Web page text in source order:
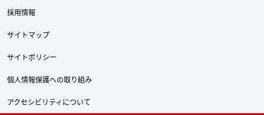
採用情報
サイトマップ
サイトポリシー
個人情報保護への取り組み
アクセシビリティについて